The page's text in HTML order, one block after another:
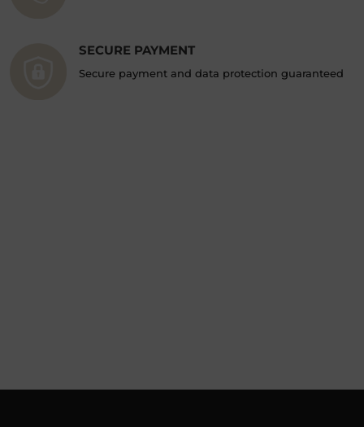
SECURE PAYMENT
Secure payment and data protection guaranteed